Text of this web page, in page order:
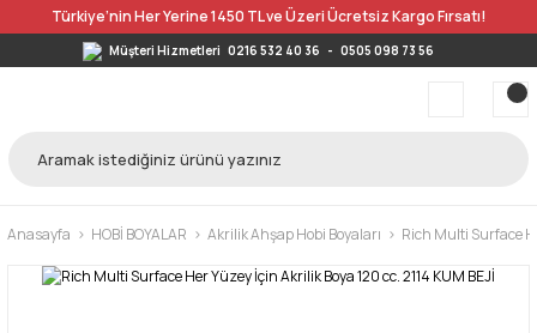
Türkiye’nin Her Yerine 1450 TL ve Üzeri Ücretsiz Kargo Fırsatı!
Müşteri Hizmetleri 0216 532 40 36 - 0505 098 73 56
Anasayfa HOBİ BOYALAR Akrilik Ahşap Hobi Boyaları Rich Multi Surface